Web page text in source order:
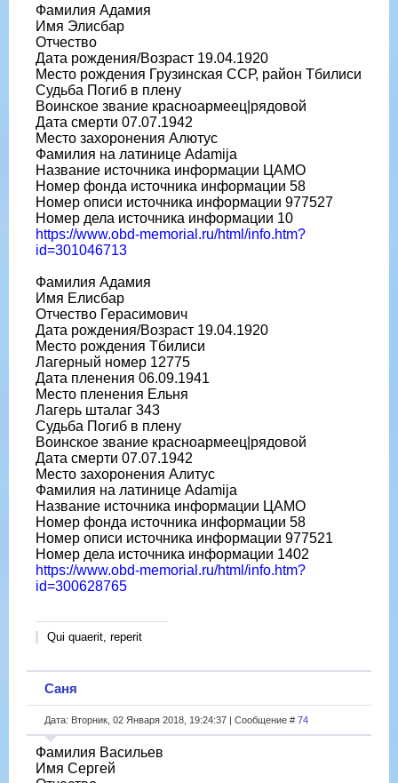
Фамилия Адамия
Имя Элисбар
Отчество
Дата рождения/Возраст 19.04.1920
Место рождения Грузинская ССР, район Тбилиси
Судьба Погиб в плену
Воинское звание красноармеец|рядовой
Дата смерти 07.07.1942
Место захоронения Алютус
Фамилия на латинице Adamija
Название источника информации ЦАМО
Номер фонда источника информации 58
Номер описи источника информации 977527
Номер дела источника информации 10
https://www.obd-memorial.ru/html/info.htm?
id=301046713
Фамилия Адамия
Имя Елисбар
Отчество Герасимович
Дата рождения/Возраст 19.04.1920
Место рождения Тбилиси
Лагерный номер 12775
Дата пленения 06.09.1941
Место пленения Ельня
Лагерь шталаг 343
Судьба Погиб в плену
Воинское звание красноармеец|рядовой
Дата смерти 07.07.1942
Место захоронения Алитус
Фамилия на латинице Adamija
Название источника информации ЦАМО
Номер фонда источника информации 58
Номер описи источника информации 977521
Номер дела источника информации 1402
https://www.obd-memorial.ru/html/info.htm?
id=300628765
Qui quaerit, reperit
Саня
Дата: Вторник, 02 Января 2018, 19:24:37 | Сообщение # 74
Фамилия Васильев
Имя Сергей